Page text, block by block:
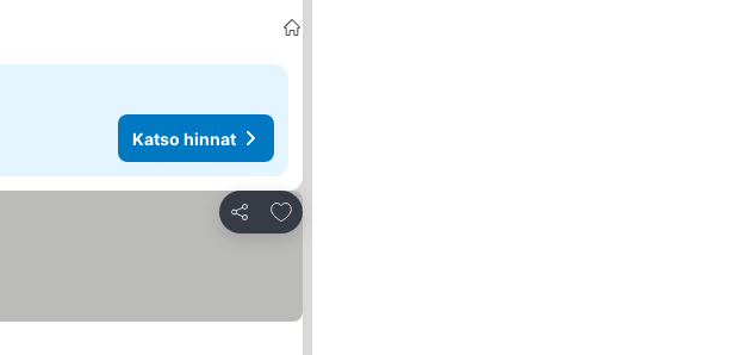
Katso hinnat
Jaa
Lisää suosikkeihin